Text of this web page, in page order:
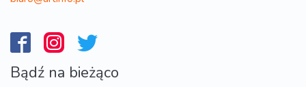
Bądź na bieżąco